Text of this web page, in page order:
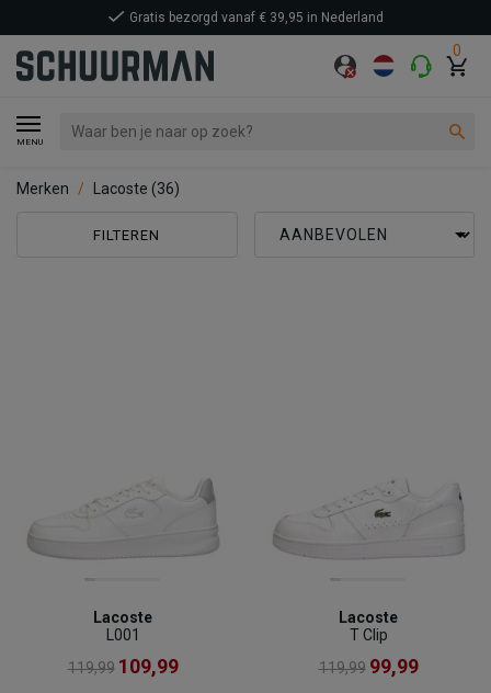
0
MENU
Gratis bezorgd vanaf € 39,95 in Nederland
Merken Lacoste (36)
FILTEREN
Lacoste
L001
119,99 109,99
Lacoste
T Clip
119,99 99,99